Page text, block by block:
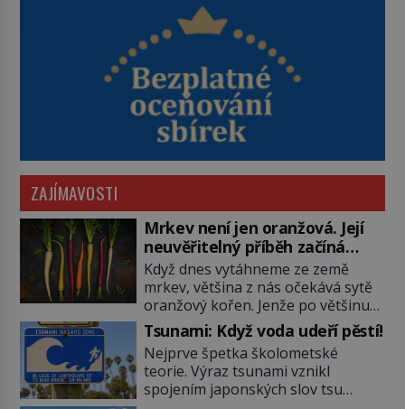
ZAJÍMAVOSTI
Mrkev není jen oranžová. Její
neuvěřitelný příběh začíná
fialovou barvou
Když dnes vytáhneme ze země
mrkev, většina z nás očekává sytě
oranžový kořen. Jenže po většinu
své historie je mrkev všechno
možné, jen ne oranžová. Je fialová,
žlutá, bílá, někdy dokonce téměř
černá. Až díky stovkám let
pečlivého šlechtění se z ní stává
Tsunami: Když voda udeří pěstí!
Nejprve špetka školometské
teorie. Výraz tsunami vznikl
spojením japonských slov tsu